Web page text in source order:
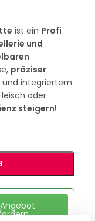
ist ein Profi
und
präziser
und integriertem
oder
steigern!